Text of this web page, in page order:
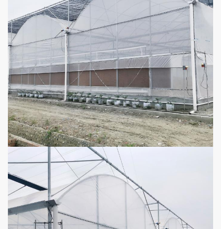
4
شبكة
الحشرات
مادة البولي إيثيلين
عالية الجودة كمادة
خام
اختياري
5
شبكة تظليل
الشمس
الظل الصيفي ، منع
المطر ، الرطوبة ،
التبريد ، الحفاظ
على حرارة الشتاء
والربيع
اختياري
يتكون من مراوح
تبريد ومنصة تبريد
التدفئة
تسخين الماء
الساخن ، تسخين
التدفئة الكهربائية
اختياري